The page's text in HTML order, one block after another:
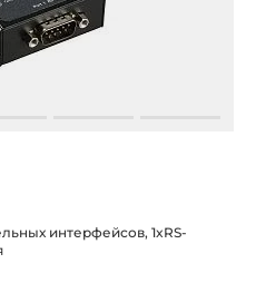
интерфейсов, 1xRS-